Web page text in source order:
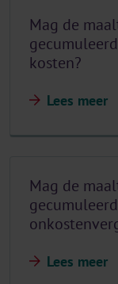
Mag de
kosten?
Lees meer
Mag de
Lees meer